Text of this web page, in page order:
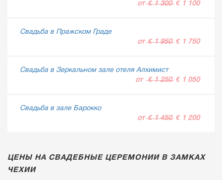
от€ 1 300 € 1 100
Свадьба в Пражском Граде
от€ 1 950 € 1 750
Свадьба в Зеркальном зале отеля Алхимист
от € 1 250 € 1 050
Свадьба в зале Барокко
от€ 1 450 € 1 200
ЦЕНЫ НА СВАДЕБНЫЕ ЦЕРЕМОНИИ В ЗАМКАХ
ЧЕХИИ